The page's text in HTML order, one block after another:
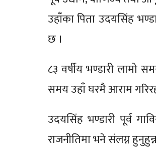
उहाँका पिता उदयसिंह
छ ।
८३ वर्षीय भण्डारी लामो
समय उहाँ घरमै आराम
उदयसिंह भण्डारी पूर्व
राजनीतिमा भने संलग्न